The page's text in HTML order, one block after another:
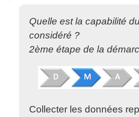
Quelle est la capabilité
considéré ?
2ème étape de la
Collecter les données